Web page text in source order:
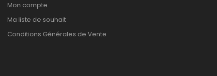
Mon compte
Ma liste de souhait
Conditions Générales de Vente